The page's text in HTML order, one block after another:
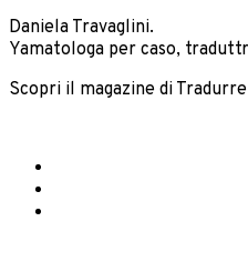
Daniela Travaglini.
Yamatologa per caso,
Scopri il magazine di